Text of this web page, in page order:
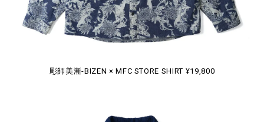
彫師美漸-BIZEN × MFC STORE SHIRT ¥19,800